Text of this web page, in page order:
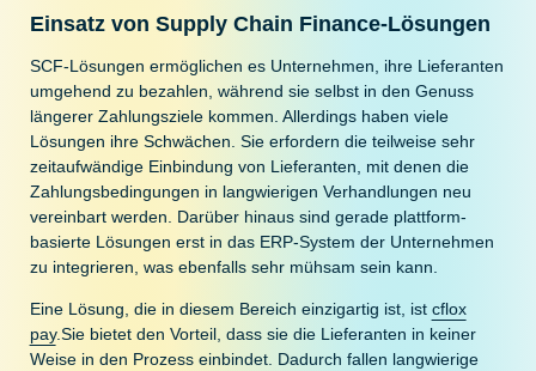
Einsatz von Supply Chain Finance-Lösungen
SCF-Lösungen ermöglichen es Unternehmen, ihre Lieferanten
umgehend zu bezahlen, während sie selbst in den Genuss
längerer Zahlungsziele kommen. Allerdings haben viele
Lösungen ihre Schwächen. Sie erfordern die teilweise sehr
zeitaufwändige Einbindung von Lieferanten, mit denen die
Zahlungsbedingungen in langwierigen Verhandlungen neu
vereinbart werden. Darüber hinaus sind gerade plattform-
basierte Lösungen erst in das ERP-System der Unternehmen
zu integrieren, was ebenfalls sehr mühsam sein kann.
Eine Lösung, die in diesem Bereich einzigartig ist, ist cflox
pay.Sie bietet den Vorteil, dass sie die Lieferanten in keiner
Weise in den Prozess einbindet. Dadurch fallen langwierige